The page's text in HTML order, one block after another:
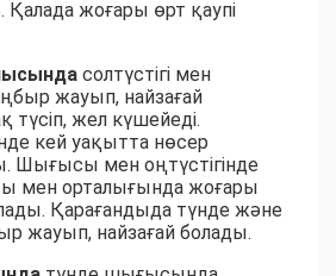
жоғары өрт қаупі
солтүстігі мен
жауып, найзағай
түсіп, жел күшейеді.
кей уақытта нөсер
Шығысы мен оңтүстігінде
мен орталығында жоғары
Қарағандыда түнде және
жауып, найзағай болады.